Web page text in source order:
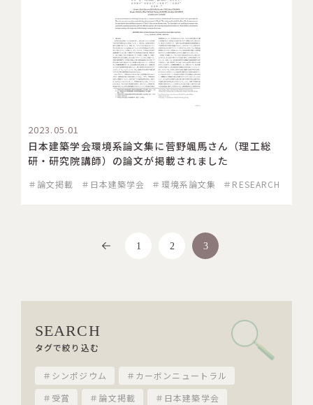
2023.05.01
日本建築学会環境系論文集に菅野颯馬さん（理工総
研・研究院講師）の論文が掲載されました
＃論文掲載 ＃日本建築学会 ＃環境系論文集 ＃RESEARCH
1 2 3
SEARCH
タグで絞り込む
＃シンポジウム
＃カーボンニュートラル
＃受賞
＃論文掲載
＃日本建築学会